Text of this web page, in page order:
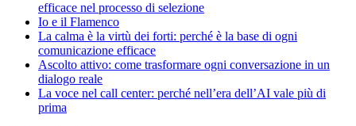
efficace nel processo di selezione
Io e il Flamenco
La calma è la virtù dei forti: perché è la base di ogni
comunicazione efficace
Ascolto attivo: come trasformare ogni conversazione in un
dialogo reale
La voce nel call center: perché nell’era dell’AI vale più di
prima